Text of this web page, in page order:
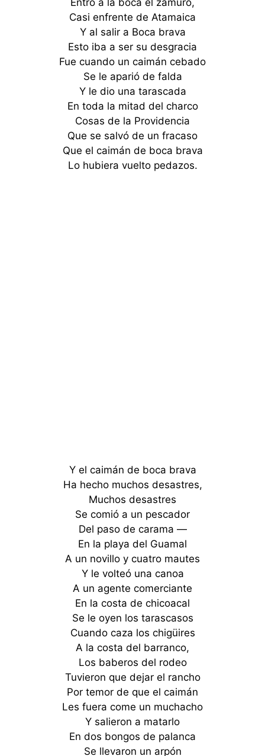
Entró a la boca el zamuro,
Casi enfrente de Atamaica
Y al salir a Boca brava
Esto iba a ser su desgracia
Fue cuando un caimán cebado
Se le aparió de falda
Y le dio una tarascada
En toda la mitad del charco
Cosas de la Providencia
Que se salvó de un fracaso
Que el caimán de boca brava
Lo hubiera vuelto pedazos.
Y el caimán de boca brava
Ha hecho muchos desastres,
Muchos desastres
Se comió a un pescador
Del paso de carama —
En la playa del Guamal
A un novillo y cuatro mautes
Y le volteó una canoa
A un agente comerciante
En la costa de chicoacal
Se le oyen los tarascasos
Cuando caza los chigüires
A la costa del barranco,
Los baberos del rodeo
Tuvieron que dejar el rancho
Por temor de que el caimán
Les fuera come un muchacho
Y salieron a matarlo
En dos bongos de palanca
Se llevaron un arpón